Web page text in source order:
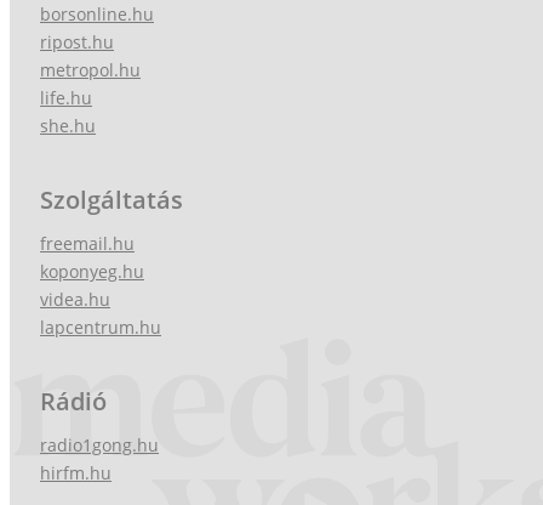
borsonline.hu
ripost.hu
metropol.hu
life.hu
she.hu
Szolgáltatás
freemail.hu
koponyeg.hu
videa.hu
lapcentrum.hu
Rádió
radio1gong.hu
hirfm.hu